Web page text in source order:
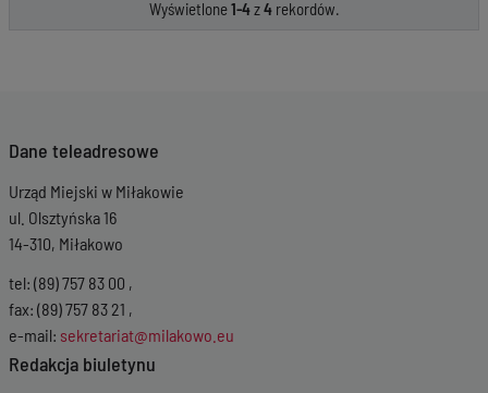
Wyświetlone1-4z4rekordów.
Dane teleadresowe
Urząd Miejski w Miłakowie
ul. Olsztyńska 16
14-310, Miłakowo
tel: (89) 757 83 00 ,
fax: (89) 757 83 21 ,
e-mail: sekretariat@milakowo.eu
Redakcja biuletynu